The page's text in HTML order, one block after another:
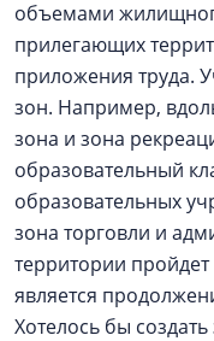
объемами
прилегающих
приложения труда.
зон. Например,
зона и зона
образовательный
образовательных
зона торговли и
территории
является
Хотелось бы